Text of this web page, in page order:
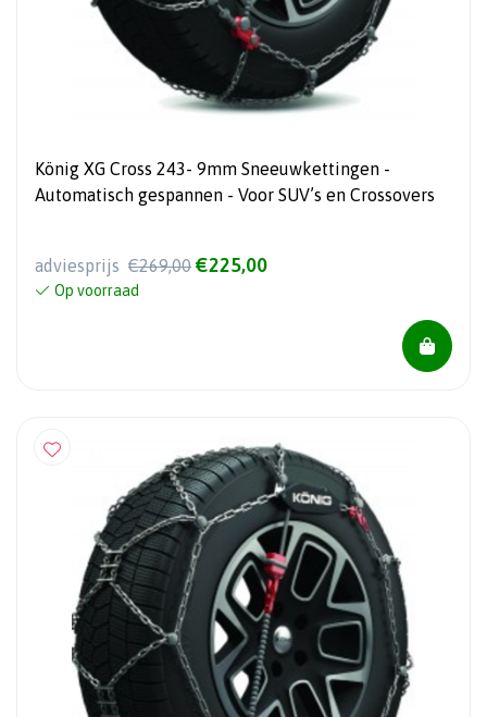
König XG Cross 243- 9mm Sneeuwkettingen -
Automatisch gespannen - Voor SUV’s en Crossovers
adviesprijs €269,00 €225,00
Op voorraad